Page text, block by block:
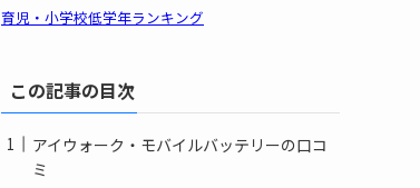
育児・小学校低学年ランキング
この記事の目次
アイウォーク・モバイルバッテリーの口コ
ミ